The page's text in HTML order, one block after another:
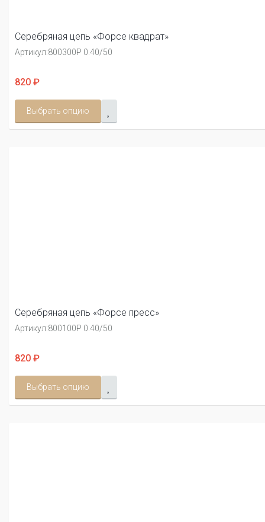
Серебряная цепь «Форсе квадрат»
Артикул:800300Р 0.40/50
820 ₽
Выбрать опцию
Серебряная цепь «Форсе пресс»
Артикул:800100Р 0.40/50
820 ₽
Выбрать опцию